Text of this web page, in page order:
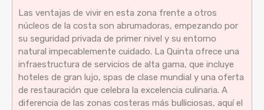
Las ventajas de vivir en esta zona frente a otros
núcleos de la costa son abrumadoras, empezando por
su seguridad privada de primer nivel y su entorno
natural impecablemente cuidado. La Quinta ofrece una
infraestructura de servicios de alta gama, que incluye
hoteles de gran lujo, spas de clase mundial y una oferta
de restauración que celebra la excelencia culinaria. A
diferencia de las zonas costeras más bulliciosas, aquí el